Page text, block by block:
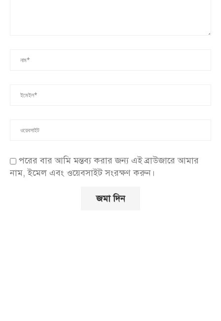
পরের বার আমি মন্তব্য করার জন্য এই ব্রাউজারে আমার
নাম, ইমেল এবং ওয়েবসাইট সংরক্ষণ করুন।